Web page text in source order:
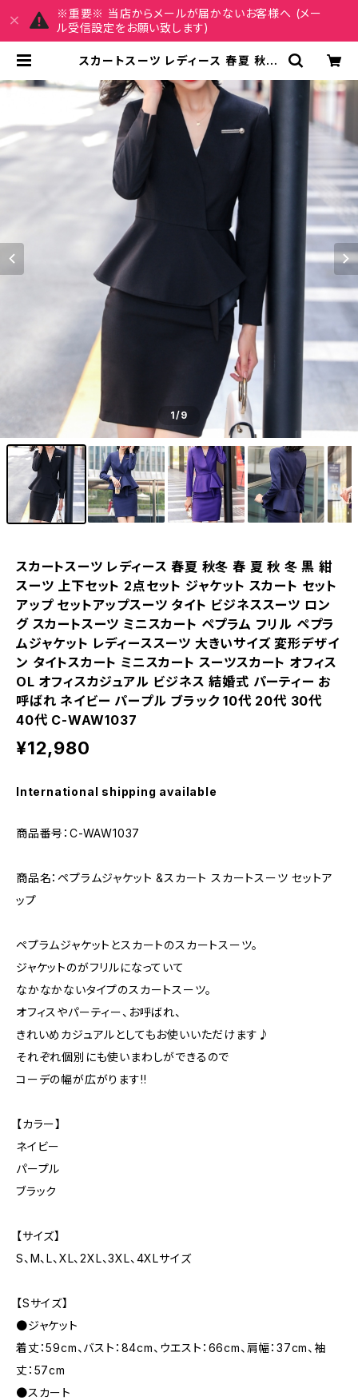
※重要※ 当店からメールが届かないお客様へ (メー
ル受信設定をお願い致します)
スカートスーツ レディース 春夏 秋冬
2点セット ジャケット スカート セット
アップ セットアップスーツ タイト ビ
ジネススーツ ロング スカートスーツ
ミニスカート ペプラム フリル ペプラ
ムジャケット レディーススーツ 大きい
サイズ 変形デザイン タイトスカート
ミニスカート スーツスカート オフィス
OL オフィスカジュアル ビジネス 結婚
式 パーティー お呼ばれ ネイビー パ
ープル ブラック 10代 20代 30代 4
0代 C-WAW1037 | REIRSE レイ
ルセ 20代,30代,40代 レディースフ
ァッション 通販
1/9
スカートスーツ レディース 春夏 秋冬 春 夏 秋 冬 黒 紺
スーツ 上下セット 2点セット ジャケット スカート セット
アップ セットアップスーツ タイト ビジネススーツ ロン
グ スカートスーツ ミニスカート ペプラム フリル ペプラ
ムジャケット レディーススーツ 大きいサイズ 変形デザイ
ン タイトスカート ミニスカート スーツスカート オフィス
OL オフィスカジュアル ビジネス 結婚式 パーティー お
呼ばれ ネイビー パープル ブラック 10代 20代 30代
40代 C-WAW1037
¥12,980
International shipping available
商品番号：C-WAW1037
商品名：ペプラムジャケット &スカート スカートスーツ セットア
ップ
ペプラムジャケットとスカートのスカートスーツ。
ジャケットのがフリルになっていて
なかなかないタイプのスカートスーツ。
オフィスやパーティー、お呼ばれ、
きれいめカジュアルとしてもお使いいただけます♪
それぞれ個別にも使いまわしができるので
コーデの幅が広がります!!
【カラー】
ネイビー
パープル
ブラック
【サイズ】
S、M、L、XL、2XL、3XL、4XLサイズ
【Sサイズ】
●ジャケット
着丈：59cm、バスト：84cm、ウエスト：66cm、肩幅：37cm、袖
丈：57cm
●スカート